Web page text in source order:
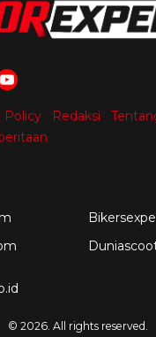
Policy Redaksi
© 2026. All rights reserved.